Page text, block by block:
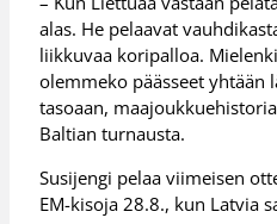
alas. He pelaavat
liikkuvaa koripalloa.
olemmeko päässeet yhtään
tasoaan,
Baltian turnausta.
Susijengi pelaa viimeisen
EM-kisoja 28.8., kun Latvia